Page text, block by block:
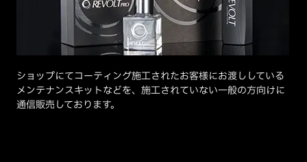
ショップにてコーティング施工されたお客様にお渡ししている
メンテナンスキットなどを、施工されていない一般の方向けに
通信販売しております。